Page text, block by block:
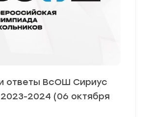
ответы ВсОШ Сириус
2024 (06 октября